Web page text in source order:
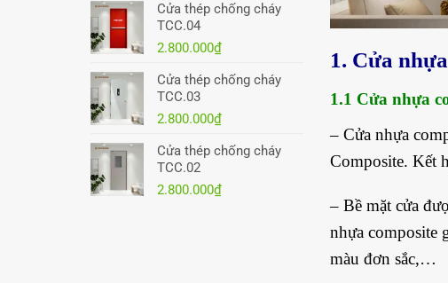
Cửa thép chống cháy
TCC.04
2.800.000₫
Cửa thép chống cháy
TCC.03
2.800.000₫
Cửa thép chống cháy
TCC.02
2.800.000₫
1. Cửa nhựa
1.1 Cửa nhựa
– Cửa nhựa
Composite. Kết
– Bề mặt cửa
nhựa composite
màu đơn sắc,…